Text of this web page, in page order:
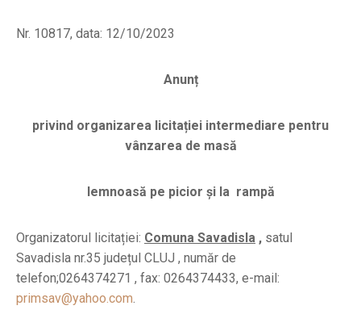
Nr. 10817, data: 12/10/2023
Anunț
privind organizarea licitației intermediare pentru
vânzarea de masă
lemnoasă pe picior și la rampă
Organizatorul licitației: Comuna Savadisla , satul
Savadisla nr.35 județul CLUJ , număr de
telefon;0264374271 , fax: 0264374433, e-mail:
primsav@yahoo.com.